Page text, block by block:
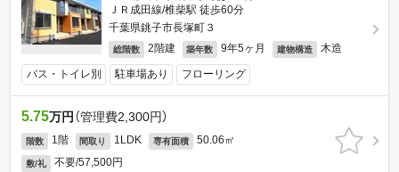
ＪＲ成田線/椎柴駅 徒歩60分
千葉県銚子市長塚町３
総階数 2階建 築年数 9年5ヶ月 建物構造 木造
バス・トイレ別 駐車場あり フローリング
5.75万円 （管理費2,300円）
階数 1階 間取り 1LDK 専有面積 50.06㎡
敷/礼 不要/57,500円